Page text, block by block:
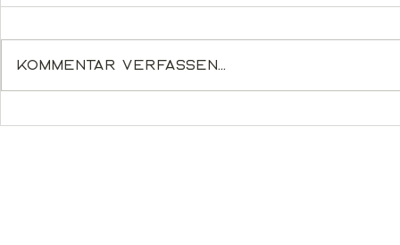
Poincaré 36 - Oak
Kommentar verfassen...